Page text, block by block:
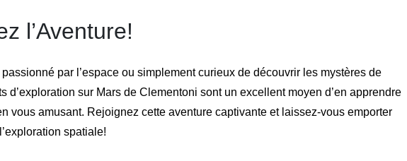
l’Aventure!
par l’espace ou simplement curieux de découvrir les mystères de
d’exploration sur Mars de Clementoni sont un excellent moyen d’en apprendre
vous amusant. Rejoignez cette aventure captivante et laissez-vous emporter
spatiale!